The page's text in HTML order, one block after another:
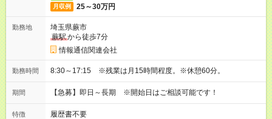
月収例 25～30万円
勤務地
埼玉県蕨市
蕨駅から徒歩7分
情報通信関連会社
勤務時間 8:30～17:15 ※残業は月15時間程度。※休憩60分。
期間 【急募】即日～長期 ※開始日はご相談可能です！
特徴 履歴書不要